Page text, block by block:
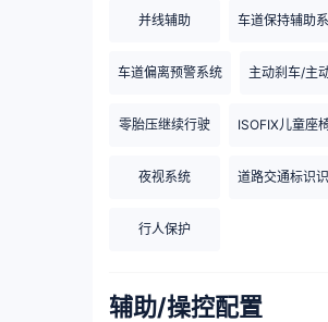
并线辅助 车道保持辅助
车道偏离预警系统 主动刹车/主
零胎压继续行驶 ISOFIX儿童座
夜视系统 道路交通标识
行人保护
辅助/操控配置